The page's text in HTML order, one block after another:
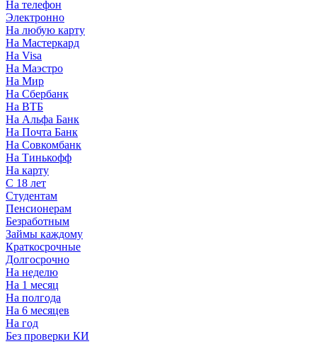
На телефон
Электронно
На любую карту
На Мастеркард
На Visa
На Маэстро
На Мир
На Сбербанк
На ВТБ
На Альфа Банк
На Почта Банк
На Совкомбанк
На Тинькофф
На карту
С 18 лет
Студентам
Пенсионерам
Безработным
Займы каждому
Краткосрочные
Долгосрочно
На неделю
На 1 месяц
На полгода
На 6 месяцев
На год
Без проверки КИ